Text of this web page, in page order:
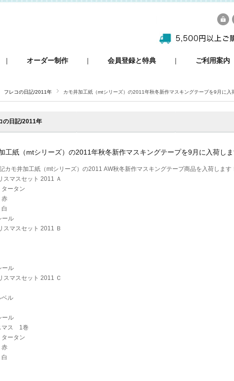
オーダー制作 会員登録と特典 ご利用案内
フレコの日記/2011年 カモ井加工紙（mtシリーズ）の2011年秋冬新作マスキングテープを9月に入
の日記/2011年
工紙（mtシリーズ）の2011年秋冬新作マスキングテープを9月に入荷し
カモ井加工紙（mtシリーズ）の2011 AW秋冬新作マスキングテープ商品を入荷します
スマスセット 2011 Ａ
タータン
赤
ール
スマスセット 2011 Ｂ
ール
スマスセット 2011 Ｃ
ベル
ール
マス 1巻
タータン
赤